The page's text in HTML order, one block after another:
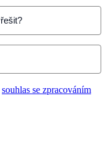
souhlas se zpracováním